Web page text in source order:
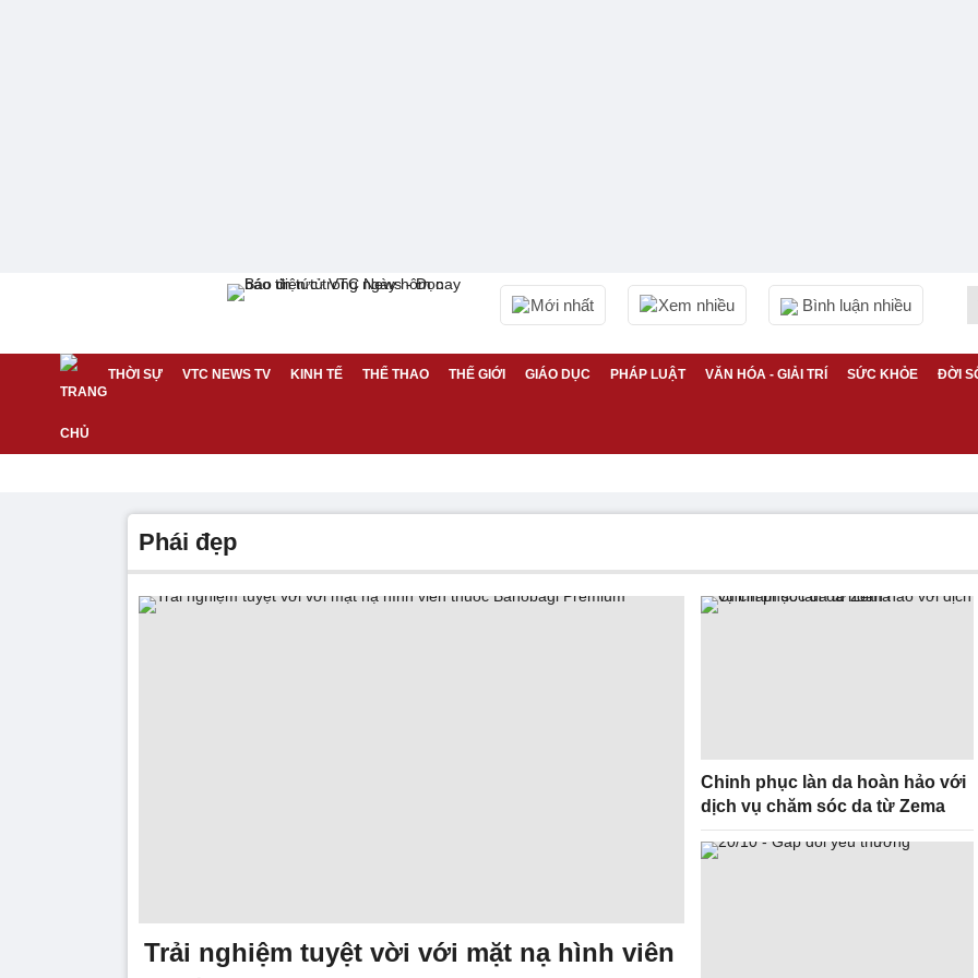
Mới nhất Xem nhiều Bình luận nhiều
THỜI SỰ VTC NEWS TV KINH TẾ THỂ THAO THẾ GIỚI GIÁO DỤC PHÁP LUẬT VĂN HÓA - GIẢI TRÍ SỨC KHỎE ĐỜI
phái đẹp
Trải nghiệm tuyệt vời với mặt nạ hình viên
Chinh phục làn da hoàn hảo với
dịch vụ chăm sóc da từ Zema